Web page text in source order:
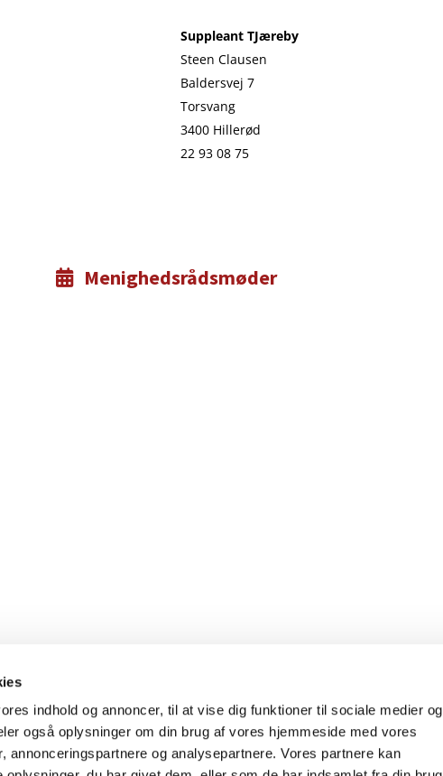
indhold og annoncer, til at vise dig funktioner til sociale medier og
også oplysninger om din brug af vores hjemmeside med vores
annonceringspartnere og analysepartnere. Vores partnere kan
Suppleant TJæreby
Steen Clausen
Baldersvej 7
Torsvang
3400 Hillerød
22 93 08 75
Menighedsrådsmøder